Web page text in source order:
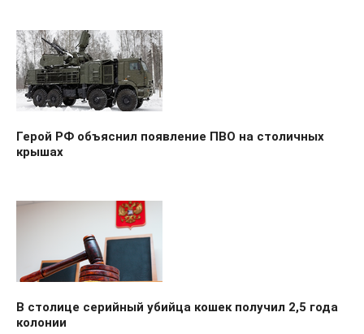
Герой РФ объяснил появление ПВО на столичных
крышах
В столице серийный убийца кошек получил 2,5 года
колонии